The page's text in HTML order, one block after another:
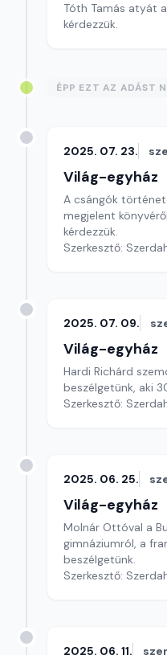
Tóth Tamás atyát
kérdezzük.
ÉPP EZT AZ ADÁST
2025. 07. 23.
Világ-egyház
A csángók
megjelent
kérdezzük.
Szerkesztő:
2025. 07. 09.
Világ-egyház
Hardi Richárd
beszélgetünk, aki
Szerkesztő:
2025. 06. 25.
Világ-egyház
Molnár Ottóval a Burg Castl-i magyar
gimnáziumról, a francia és az oszrák egyházról
beszélgetünk.
Szerkesztő:
2025. 06. 11.